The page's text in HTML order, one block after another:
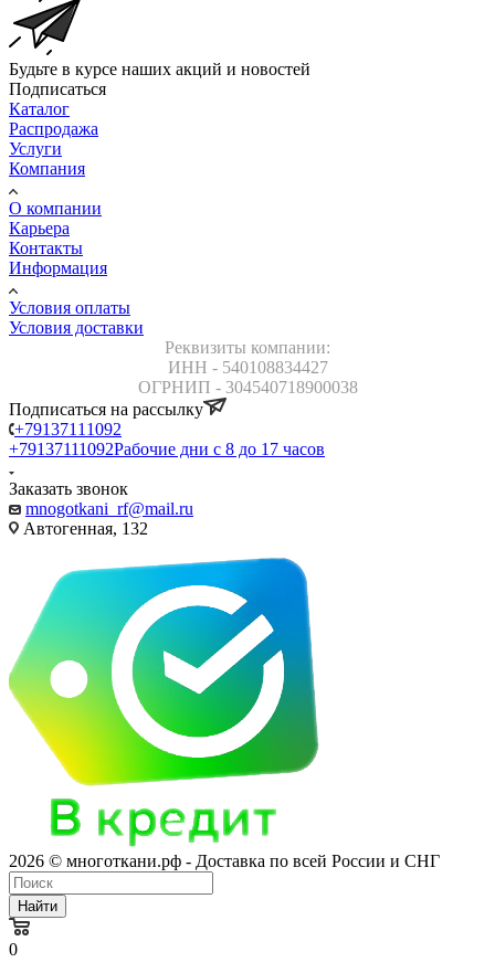
Будьте в курсе наших акций и новостей
Подписаться
Каталог
Распродажа
Услуги
Компания
О компании
Карьера
Контакты
Информация
Условия оплаты
Условия доставки
Реквизиты компании:
ИНН - 540108834427
ОГРНИП - 304540718900038
Подписаться на рассылку
+79137111092
+79137111092Рабочие дни с 8 до 17 часов
Заказать звонок
mnogotkani_rf@mail.ru
Автогенная, 132
2026 © многоткани.рф - Доставка по всей России и СНГ
Найти
0